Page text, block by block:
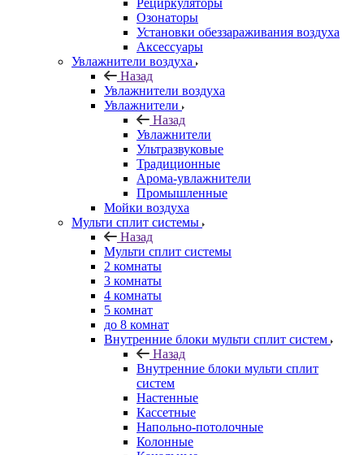
Рециркуляторы
Озонаторы
Установки обеззараживания воздуха
Аксессуары
Увлажнители воздуха
Назад
Увлажнители воздуха
Увлажнители
Назад
Увлажнители
Ультразвуковые
Традиционные
Арома-увлажнители
Промышленные
Мойки воздуха
Мульти сплит системы
Назад
Мульти сплит системы
2 комнаты
3 комнаты
4 комнаты
5 комнат
до 8 комнат
Внутренние блоки мульти сплит систем
Назад
Внутренние блоки мульти сплит
систем
Настенные
Кассетные
Напольно-потолочные
Колонные